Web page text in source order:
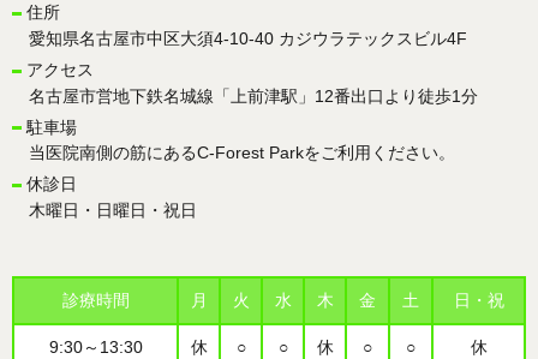
住所
愛知県名古屋市中区大須4-10-40 カジウラテックスビル4F
アクセス
名古屋市営地下鉄名城線「上前津駅」12番出口より徒歩1分
駐車場
当医院南側の筋にあるC-Forest Parkをご利用ください。
休診日
木曜日・日曜日・祝日
診療時間 月 火 水 木 金 土 日・祝
9:30～13:30 休 ○ ○ 休 ○ ○ 休